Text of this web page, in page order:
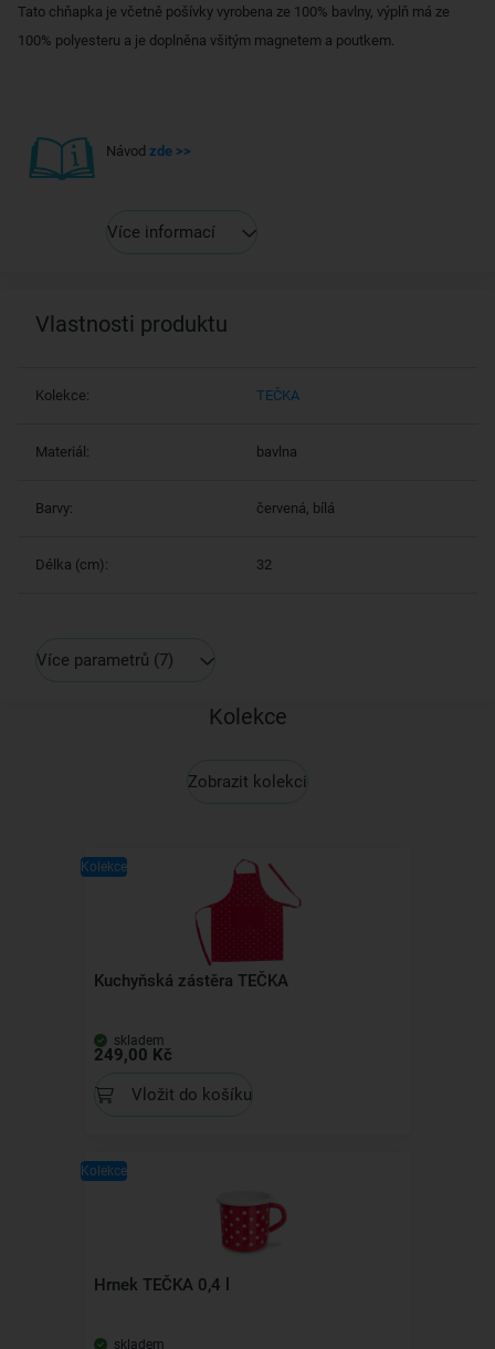
Tato chňapka je včetně pošívky vyrobena ze 100% bavlny, výplň má ze
100% polyesteru a je doplněna všitým magnetem a poutkem.
Návod zde >>
Více informací
Vlastnosti produktu
Kolekce: TEČKA
Materiál: bavlna
Barvy: červená, bílá
Délka (cm): 32
Více parametrů (7)
Kolekce
Zobrazit kolekci
Kolekce
Kuchyňská zástěra TEČKA
skladem
249,00 Kč
Vložit do košíku
Kolekce
Hrnek TEČKA 0,4 l
skladem